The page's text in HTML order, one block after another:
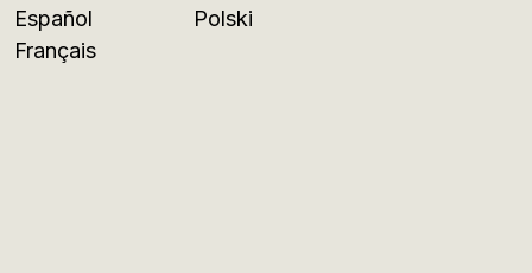
Español
Français
Polski